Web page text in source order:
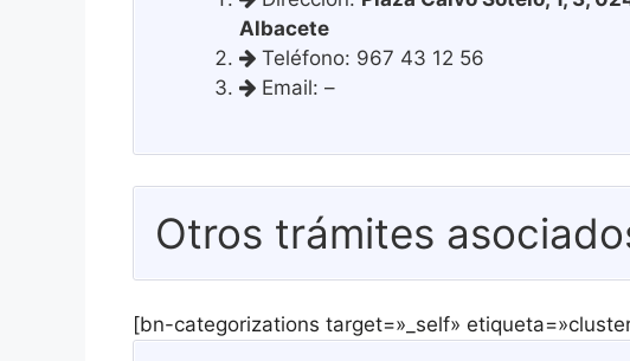
Albacete
Teléfono: 967 43 12 56
Email: –
Otros trámites
[bn-categorizations target=»_self»